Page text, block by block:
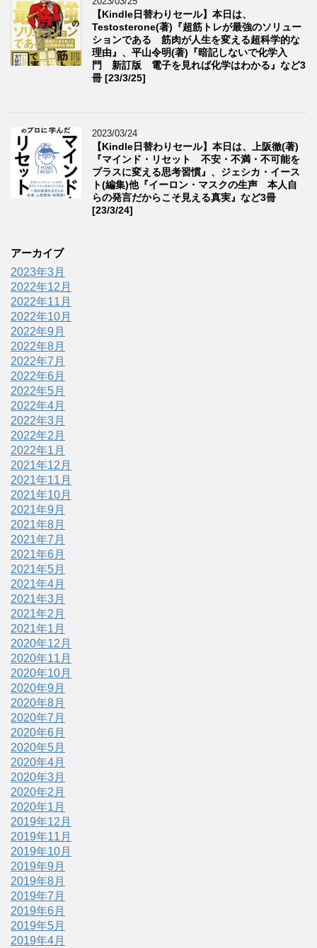
【Kindle日替わりセール】本日は、
Testosterone(著)『超筋トレが最強のソリュー
ションである 筋肉が人生を変える超科学的な
理由』、平山令明(著)『暗記しないで化学入
門 新訂版 電子を見れば化学はわかる』など3
冊 [23/3/25]
2023/03/24
【Kindle日替わりセール】本日は、上阪徹(著)
『マインド・リセット 不安・不満・不可能を
プラスに変える思考習慣』、ジェシカ・イース
ト(編集)他『イーロン・マスクの生声 本人自
らの発言だからこそ見える真実』など3冊
[23/3/24]
アーカイブ
2023年3月
2022年12月
2022年11月
2022年10月
2022年9月
2022年8月
2022年7月
2022年6月
2022年5月
2022年4月
2022年3月
2022年2月
2022年1月
2021年12月
2021年11月
2021年10月
2021年9月
2021年8月
2021年7月
2021年6月
2021年5月
2021年4月
2021年3月
2021年2月
2021年1月
2020年12月
2020年11月
2020年10月
2020年9月
2020年8月
2020年7月
2020年6月
2020年5月
2020年4月
2020年3月
2020年2月
2020年1月
2019年12月
2019年11月
2019年10月
2019年9月
2019年8月
2019年7月
2019年6月
2019年5月
2019年4月